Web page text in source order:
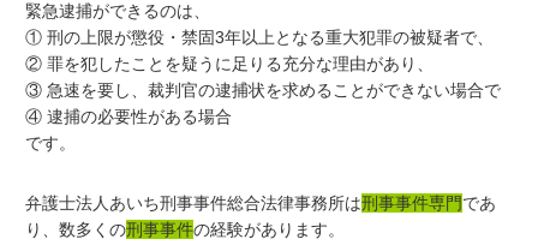
緊急逮捕ができるのは、
① 刑の上限が懲役・禁固3年以上となる重大犯罪の被疑者で、
② 罪を犯したことを疑うに足りる充分な理由があり、
③ 急速を要し、裁判官の逮捕状を求めることができない場合で
④ 逮捕の必要性がある場合
です。
弁護士法人あいち刑事事件総合法律事務所は刑事事件専門であ
り、数多くの刑事事件の経験があります。